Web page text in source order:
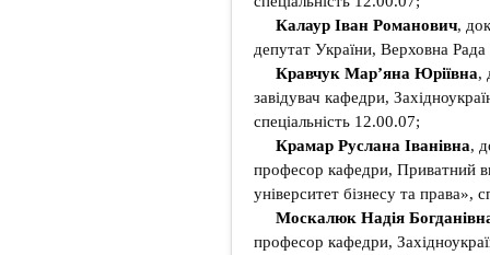
Калаур Іван Романович,
депутат України, Верховна
Кравчук Мар’яна Юріївна,
завідувач кафедри,
спеціальність 12.00.07;
Крамар Руслана Іванівна,
професор кафедри, Приватний
університет бізнесу та права»,
Москалюк Надія
професор кафедри,